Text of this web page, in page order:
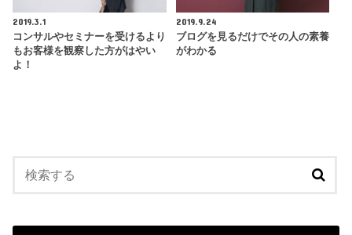
2019.3.1
コンサルやセミナーを受けるより
もお客様を観察した方がはやい
よ！
2019.9.24
ブログを見るだけでその人の素養
がわかる